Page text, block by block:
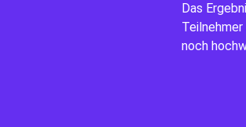
Das
noch